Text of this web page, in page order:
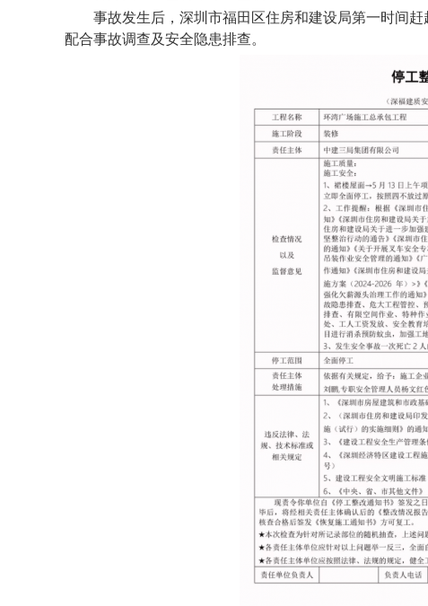
事故发生后，深圳市福田区住房和建设局第一时间
配合事故调查及安全隐患排查。